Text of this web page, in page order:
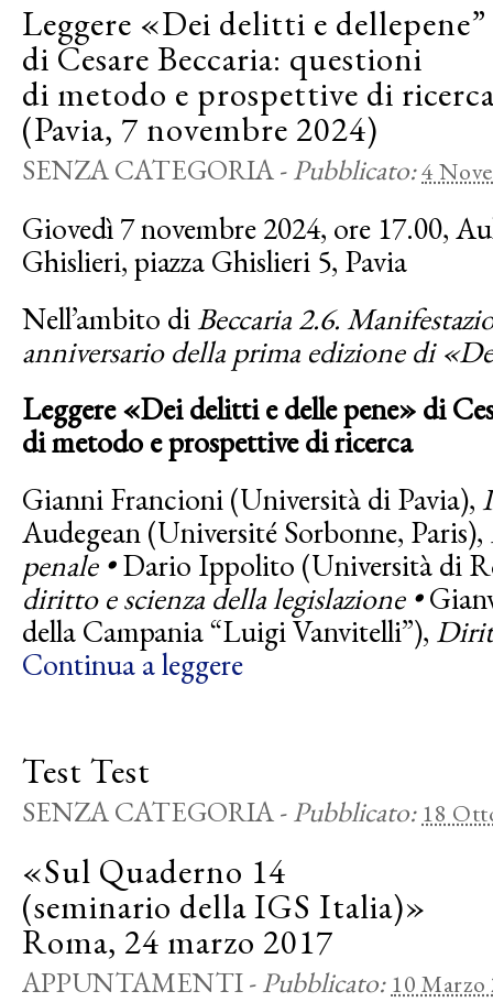
Leggere «Dei delitti e dellepene”
di Cesare Beccaria: questioni
di metodo e prospettive di
(Pavia, 7 novembre 2024)
SENZA CATEGORIA-Pubblicato:4
Giovedì 7 novembre 2024, ore 17.00,
Ghislieri, piazza Ghislieri 5, Pavia
Nell’ambito diBeccaria 2.6.
anniversario della prima edizione di
Leggere «Dei delitti e delle pene» di
di metodo e prospettive di ricerca
Gianni Francioni (Università di Pavia),
Audegean (Université Sorbonne, Paris),
penale •Dario Ippolito (Università di
diritto e scienza della legislazione •
della Campania “Luigi Vanvitelli”),
Continua a leggere
Test Test
SENZA CATEGORIA-Pubblicato: 18
«Sul Quaderno 14
(seminario della IGS Italia)»
Roma, 24 marzo 2017
APPUNTAMENTI-Pubblicato: 10 Marzo